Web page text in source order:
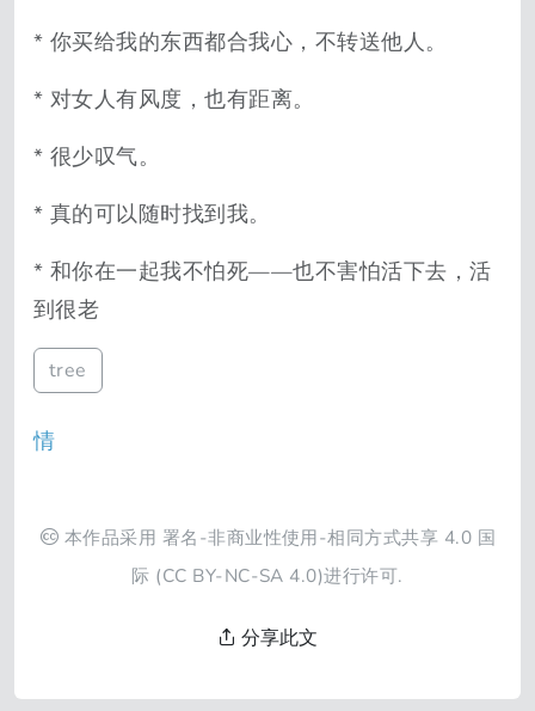
* 你买给我的东西都合我心，不转送他人。
* 对女人有风度，也有距离。
* 很少叹气。
* 真的可以随时找到我。
* 和你在一起我不怕死——也不害怕活下去，活
到很老
tree
情
本作品采用 署名-非商业性使用-相同方式共享 4.0 国
际 (CC BY-NC-SA 4.0)进行许可.
分享此文